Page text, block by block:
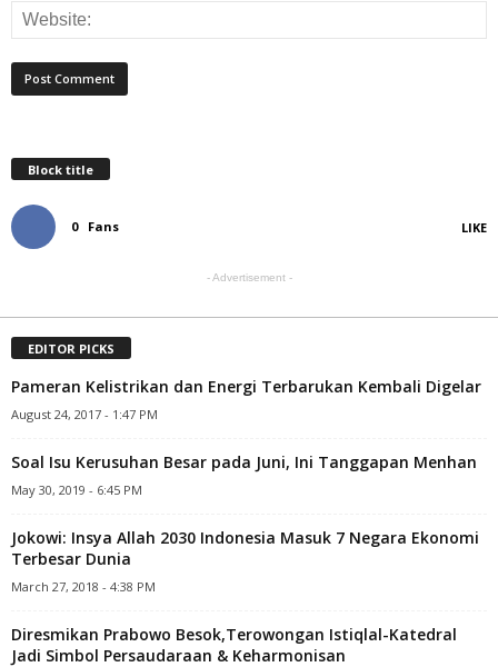
Block title
0 Fans LIKE
- Advertisement -
EDITOR PICKS
Pameran Kelistrikan dan Energi Terbarukan Kembali Digelar
August 24, 2017 - 1:47 PM
Soal Isu Kerusuhan Besar pada Juni, Ini Tanggapan Menhan
May 30, 2019 - 6:45 PM
Jokowi: Insya Allah 2030 Indonesia Masuk 7 Negara Ekonomi
Terbesar Dunia
March 27, 2018 - 4:38 PM
Diresmikan Prabowo Besok,Terowongan Istiqlal-Katedral
Jadi Simbol Persaudaraan & Keharmonisan